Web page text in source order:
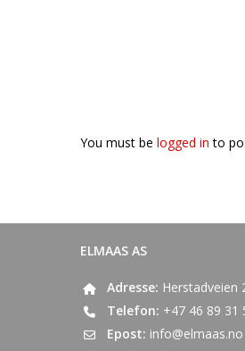
You must be logged in to
ELMAAS AS
Adresse: Herstadveien
Telefon: +47 46 89 31
Epost: info@elmaas.no